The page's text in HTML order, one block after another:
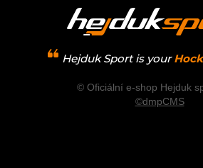
Hejduk Sport is your
© Oficiální e-shop Hejduk
©dmpCMS